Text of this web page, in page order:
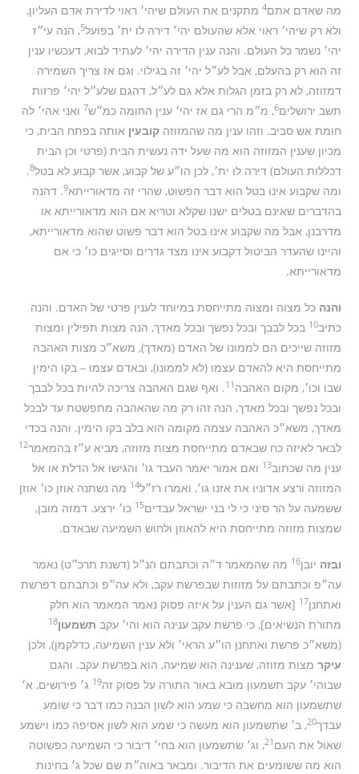
מה שאדם אתם4 מתקנים את העולם שיהי׳ ראוי לדירת אדם העליון,
ולא רק שיהי׳ ראוי אלא שהעולם יהי׳ דירה לו ית׳ בפועל5, הנה עי״ז
יהי׳ נשמר כל העולם. והנה ענין הדירה יהי׳ לעתיד לבוא, דעכשיו ענין
זה הוא רק בהעלם, אבל לע״ל יהי׳ זה בגילוי. וגם אז צריך השמירה
דמזוזה, לא רק בזמן הגלות אלא גם לע״ל, דהגם שלע״ל יהי׳ פרזות
תשב ירושלים6, מ״מ הרי גם אז יהי׳ ענין החומה כמ״ש7 ואני אהי׳ לה
חומת אש סביב. וזהו ענין מה שהמזוזהקובעיןאותה בפתח הבית, כי
מכיון שענין המזוזה הוא מה שעל ידה נעשית הבית (פרטי וכן הבית
דכללות העולם) דירה לו ית׳, לכן הו״ע של קבוע, אשר קבוע לא בטל8
.
ומה שקבוע אינו בטל הוא דבר הפשוט, שהרי זה מדאורייתא9. דהנה
בהדברים שאינם בטלים ישנו שקלא וטריא אם הוא מדאורייתא או
מדרבנן, אבל מה שקבוע אינו בטל הוא דבר פשוט שהוא מדאורייתא,
והיינו שהעדר הביטול דקבוע אינו מצד גדרים וסייגים כו׳ כי אם
מדאורייתא.
והנהכל מצוה ומצוה מתייחסת במיוחד לענין פרטי של האדם. והנה
כתיב10 בכל לבבך ובכל נפשך ובכל מאדך, הנה מצות תפילין ומצות
מזוזה שייכים הם לממונו של האדם (מאדך), משא״כ מצות האהבה
מתייחסת היא להאדם עצמו (לא לממונו), ובאדם עצמו – בקו הימין
שבו וכו׳, מקום האהבה 11. ואף שגם האהבה צריכה להיות בכל לבבך
ובכל נפשך ובכל מאדך, הנה זהו רק מה שהאהבה מתפשטת עד לבכל
מאדך, משא״כ האהבה עצמה מקומה הוא בלב בקו הימין. והנה בכדי
לבאר לאיזה כח שבאדם מתייחסת מצות מזוזה, מביא ע״ז בהמאמר12
ענין מה שכתוב13 ואם אמור יאמר העבד גו׳ והגישו אל הדלת או אל
המזוזה ורצע אדוניו את אזנו גו׳, ואמרו רז״ל14 מה נשתנה אוזן כו׳ אוזן
ששמעה על הר סיני כי לי בני ישראל עבדים15 כו׳ ירצע. דמזה מובן,
שמצות מזוזה מתייחסת היא להאוזן ולחוש השמיעה שבאדם.
ובזה יובן16 מה שהמאמר ד״ה וכתבתם הנ״ל (דשנת תרכ״ט) נאמר
עה״פ וכתבתם על מזוזות שבפרשת עקב, ולא עה״פ וכתבתם דפרשת
ואתחנן17 [אשר גם הענין על איזה פסוק נאמר המאמר הוא חלק
מתורת הנשיאים], כי פרשת עקב ענינה הוא והי׳ עקב תשמעון18
(משא״כ פרשת ואתחנן הו״ע הראי׳ ולא ענין השמיעה, כדלקמן), ולכן
עיקר מצות מזוזה, שענינה הוא שמיעה, הוא בפרשת עקב. והגם
שבוהי׳ עקב תשמעון מובא באור התורה על פסוק זה19 ג׳ פירושים, א׳
שתשמעון הוא מחשבה כי שמע הוא לשון הבנה כמו דבר כי שומע
עבדך20, ב׳ שתשמעון הוא מעשה כי שמע הוא לשון אסיפה כמו וישמע
שאול את העם 21, וג׳ שתשמעון הוא בחי׳ דיבור כי השמיעה כפשוטה
הוא מה ששומעים את הדיבור. ומבאר באוה״ת שם שכל ג׳ בחינות